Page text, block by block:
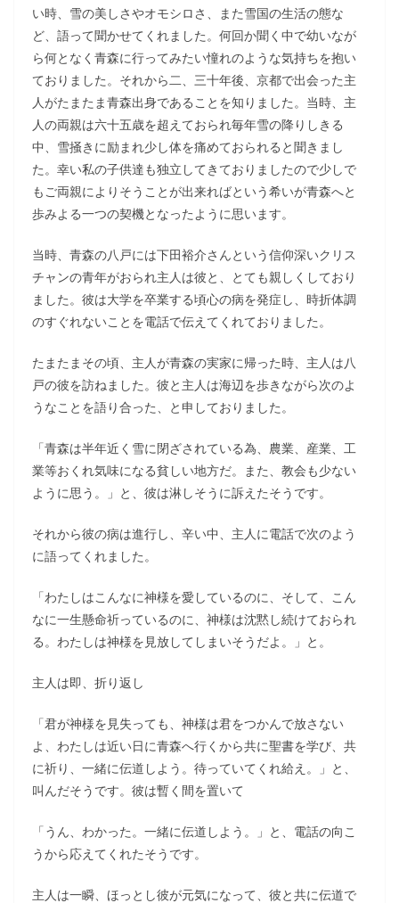
い時、雪の美しさやオモシロさ、また雪国の生活の態な
ど、語って聞かせてくれました。何回か聞く中で幼いなが
ら何となく青森に行ってみたい憧れのような気持ちを抱い
ておりました。それから二、三十年後、京都で出会った主
人がたまたま青森出身であることを知りました。当時、主
人の両親は六十五歳を超えておられ毎年雪の降りしきる
中、雪掻きに励まれ少し体を痛めておられると聞きまし
た。幸い私の子供達も独立してきておりましたので少しで
もご両親によりそうことが出来ればという希いが青森へと
歩みよる一つの契機となったように思います。
当時、青森の八戸には下田裕介さんという信仰深いクリス
チャンの青年がおられ主人は彼と、とても親しくしており
ました。彼は大学を卒業する頃心の病を発症し、時折体調
のすぐれないことを電話で伝えてくれておりました。
たまたまその頃、主人が青森の実家に帰った時、主人は八
戸の彼を訪ねました。彼と主人は海辺を歩きながら次のよ
うなことを語り合った、と申しておりました。
「青森は半年近く雪に閉ざされている為、農業、産業、工
業等おくれ気味になる貧しい地方だ。また、教会も少ない
ように思う。」と、彼は淋しそうに訴えたそうです。
それから彼の病は進行し、辛い中、主人に電話で次のよう
に語ってくれました。
「わたしはこんなに神様を愛しているのに、そして、こん
なに一生懸命祈っているのに、神様は沈黙し続けておられ
る。わたしは神様を見放してしまいそうだよ。」と。
主人は即、折り返し
「君が神様を見失っても、神様は君をつかんで放さない
よ、わたしは近い日に青森へ行くから共に聖書を学び、共
に祈り、一緒に伝道しよう。待っていてくれ給え。」と、
叫んだそうです。彼は暫く間を置いて
「うん、わかった。一緒に伝道しよう。」と、電話の向こ
うから応えてくれたそうです。
主人は一瞬、ほっとし彼が元気になって、彼と共に伝道で